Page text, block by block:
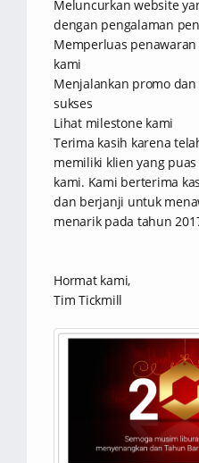
Meluncurkan website
dengan pengalaman
Memperluas
kami
Menjalankan promo
sukses
Lihat milestone kami
Terima kasih karena
memiliki klien yang
kami. Kami berterima
dan berjanji untuk
menarik pada tahun
Hormat kami,
Tim Tickmill